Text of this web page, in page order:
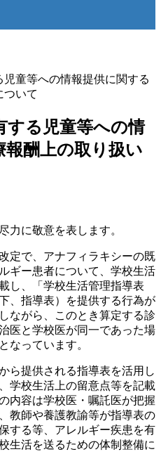
童等への情報提供に関する
ついて
酬上の取り扱い
に敬意を表します。
定で、アナフィラキシーの既
ギー患者について、学校生活
し、「学校生活管理指導表
、指導表）を提供する行為が
ながら、このとき算定する診
医と学校医が同一であった場
なっています。
ら提供される指導表を活用し
学校生活上の留意点等を記載
内容は学校医・嘱託医が把握
教師や養護教諭等が指導表の
する等、アレルギー疾患を有
生活を送るための体制整備に